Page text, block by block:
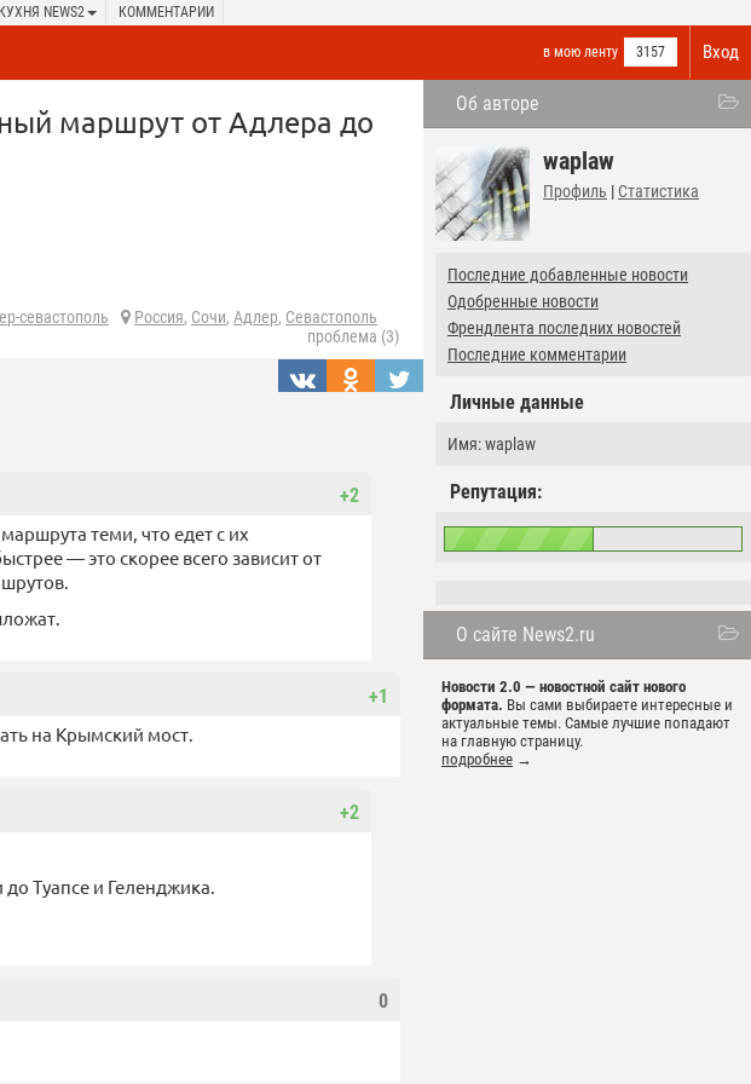
КУХНЯ NEWS2 КОММЕНТАРИИ
Вход
в мою ленту 3157
Об авторе
waplaw
Профиль | Статистика
Последние добавленные новости
Одобренные новости
Френдлента последних новостей
Последние комментарии
Личные данные
Имя: waplaw
Репутация:
О сайте News2.ru
Новости 2.0 — новостной сайт нового
формата. Вы сами выбираете интересные и
актуальные темы. Самые лучшие попадают
на главную страницу.
подробнее →
маршрут от Адлера до
севастополь Россия, Сочи, Адлер, Севастополь
проблема (3)
+2
теми, что едет с их
— это скорее всего зависит от
+1
на Крымский мост.
+2
Туапсе и Геленджика.
0